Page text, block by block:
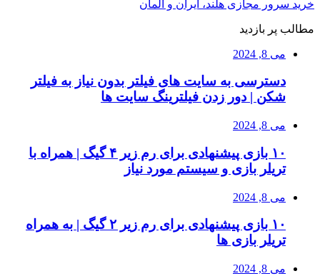
خرید سرور مجازی هلند، ایران و آلمان
مطالب پر بازدید
می 8, 2024
دسترسی به سایت های فیلتر بدون نیاز به فیلتر
شکن | دور زدن فیلترینگ سایت ها
می 8, 2024
۱۰ بازی پیشنهادی برای رم زیر ۴ گیگ | همراه با
تریلر بازی و سیستم مورد نیاز
می 8, 2024
۱۰ بازی پیشنهادی برای رم زیر ۲ گیگ | به همراه
تریلر بازی ها
می 8, 2024